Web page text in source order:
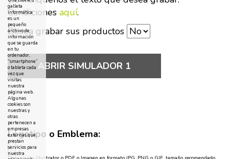
Condiciones aquí.
Desea grabar sus productos
ABRIR SIMULADOR 1
Logotipo o Emblema:
galleta
informática
es un
pequeño
archivo de
información
que se guarda
en tu
ordenador,
“smartphone”
o tableta cada
vez que
visitas
nuestra
página web.
Algunas
cookies son
nuestras y
otras
pertenecen a
empresas
externas que
prestan
servicios para
nuestra